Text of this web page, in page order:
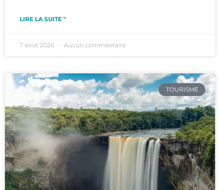
LIRE LA SUITE "
7 août 2026 Aucun commentaire
TOURISME